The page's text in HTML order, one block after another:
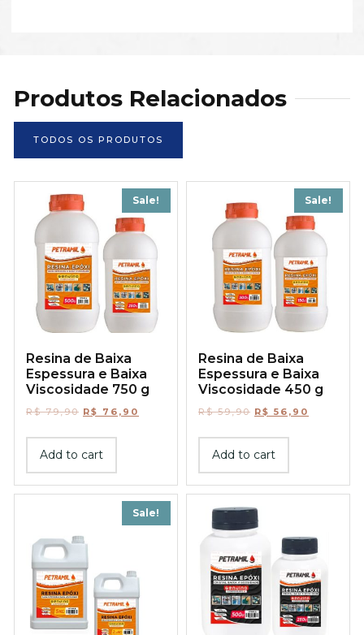
Produtos Relacionados
TODOS OS PRODUTOS
Sale!
Resina de Baixa
Espessura e Baixa
Viscosidade 750 g
R$79,90 R$ 76,90
Add to cart
Sale!
Resina de Baixa
Espessura e Baixa
Viscosidade 450 g
R$59,90 R$ 56,90
Add to cart
Sale!